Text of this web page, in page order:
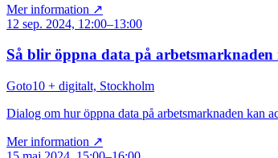
Mer information ↗
12 sep. 2024, 12:00–13:00
Så blir öppna data på
Goto10 + digitalt, Stockholm
Dialog om hur öppna data på arbetsmarknaden kan
Mer information ↗